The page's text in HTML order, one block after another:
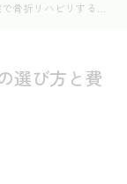
ビリする際の選び方と費用の目安徹底ガイド
選び方と費